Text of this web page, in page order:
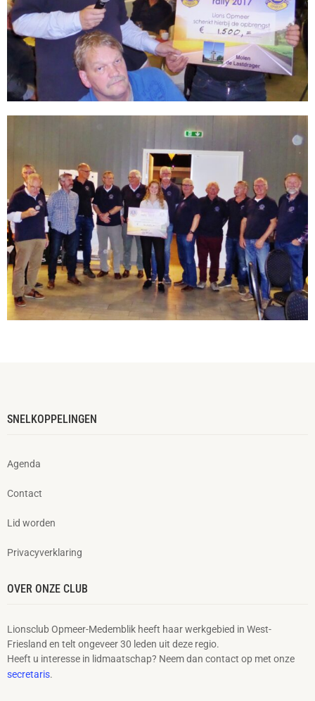
SNELKOPPELINGEN
Agenda
Contact
Lid worden
Privacyverklaring
OVER ONZE CLUB
Lionsclub Opmeer-Medemblik heeft haar werkgebied in West-
Friesland en telt ongeveer 30 leden uit deze regio.
Heeft u interesse in lidmaatschap? Neem dan contact op met onze
secretaris